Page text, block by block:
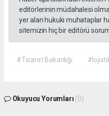
editörlerinin müdahalesi
yer alan hukuki muhataplar
sitemizin hiç bir editörü
#Ticaret Bakanlığı
Okuyucu Yorumları (0)